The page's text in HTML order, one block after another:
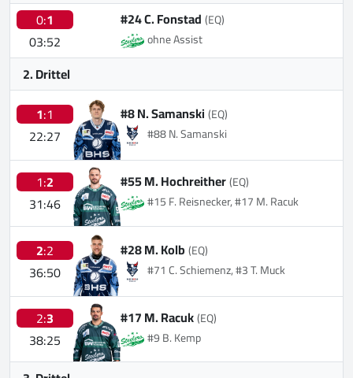
0:1
03:52
#24 C. Fonstad(EQ)
ohne Assist
2. Drittel
1:1
22:27
#8 N. Samanski(EQ)
#88 N. Samanski
1:2
31:46
#55 M. Hochreither(EQ)
#15 F. Reisnecker, #17 M. Racuk
2:2
36:50
#28 M. Kolb(EQ)
#71 C. Schiemenz, #3 T. Muck
2:3
38:25
#17 M. Racuk(EQ)
#9 B. Kemp